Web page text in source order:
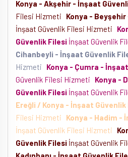
Konya - Akşehir - İnşaat
Filesi Hizmeti
Konya -
İnşaat Güvenlik Filesi Hizmeti
Güvenlik Filesi İnşaat Güvenlik
Cihanbeyli - İnşaat Güvenlik
Hizmeti
Konya - Çumra -
Güvenlik Filesi Hizmeti
Konya -
Güvenlik Filesi İnşaat Güvenlik
Ereğli / Konya - İnşaat Güvenlik
Filesi Hizmeti
Konya - Hadim -
İnşaat Güvenlik Filesi Hizmeti
Güvenlik Filesi İnşaat Güvenlik